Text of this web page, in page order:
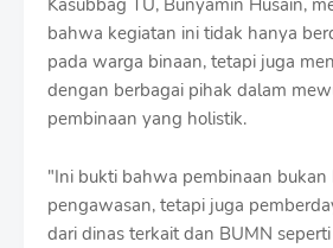
bahwa kegiatan ini tidak hanya
pada warga binaan, tetapi juga
dengan berbagai pihak dalam
pembinaan yang holistik.
"Ini bukti bahwa pembinaan
pengawasan, tetapi juga
dari dinas terkait dan BUMN